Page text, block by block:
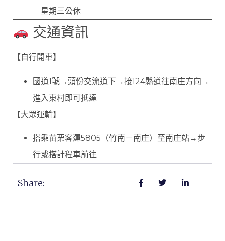
星期三公休
交通資訊
【自行開車】
國道1號→頭份交流道下→接124縣道往南庄方向→
進入東村即可抵達
【大眾運輸】
搭乘苗栗客運5805（竹南－南庄）至南庄站→步
行或搭計程車前往
Share: